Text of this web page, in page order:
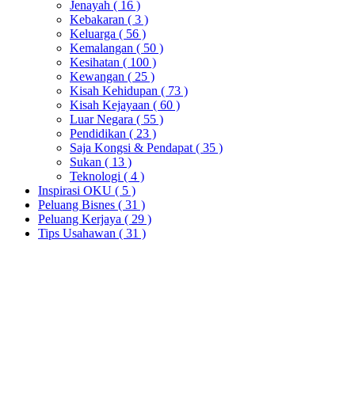
Jenayah ( 16 )
Kebakaran ( 3 )
Keluarga ( 56 )
Kemalangan ( 50 )
Kesihatan ( 100 )
Kewangan ( 25 )
Kisah Kehidupan ( 73 )
Kisah Kejayaan ( 60 )
Luar Negara ( 55 )
Pendidikan ( 23 )
Saja Kongsi & Pendapat ( 35 )
Sukan ( 13 )
Teknologi ( 4 )
Inspirasi OKU ( 5 )
Peluang Bisnes ( 31 )
Peluang Kerjaya ( 29 )
Tips Usahawan ( 31 )